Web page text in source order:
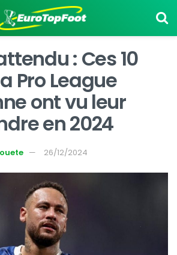
: Ces 10
Pro League
ont vu leur
en 2024
26/12/2024